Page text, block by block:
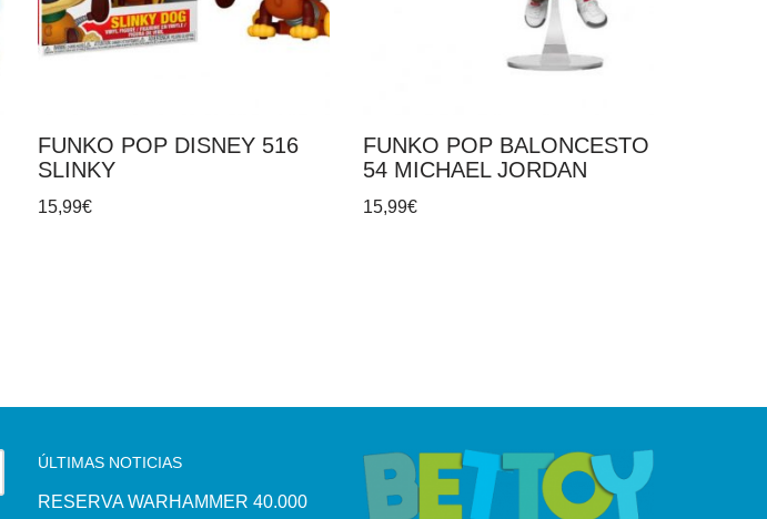
FUNKO POP DISNEY 516
SLINKY
15,99€
FUNKO POP BALONCESTO
54 MICHAEL JORDAN
15,99€
ÚLTIMAS NOTICIAS
RESERVA WARHAMMER 40.000